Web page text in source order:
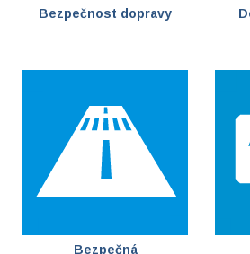
Bezpečnost dopravy
Bezpečná